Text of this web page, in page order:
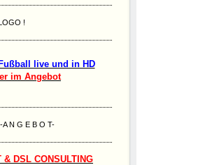
!
live und in HD
im Angebot
A N G E B O T-
& DSL CONSULTING